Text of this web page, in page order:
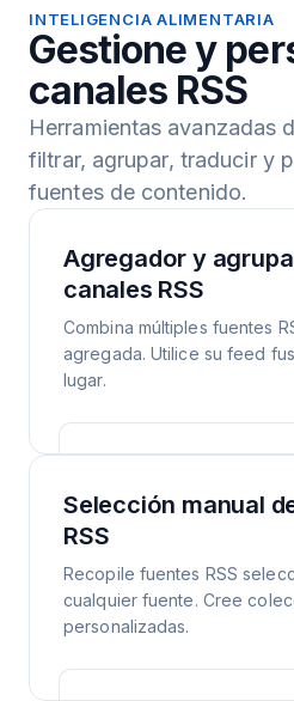
INTELIGENCIA ALIMENTARIA
Gestione y
canales RSS
Herramientas avanzadas
filtrar, agrupar, traducir y
fuentes de contenido.
Agregador y
canales RSS
Combina múltiples fuentes
agregada. Utilice su feed
lugar.
Selección manual
RSS
Recopile fuentes RSS
cualquier fuente. Cree
personalizadas.